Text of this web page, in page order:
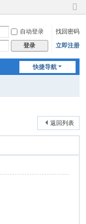
切
到
窄
自动登录
找回密码
登录 立即注册
快捷导航
返回列表